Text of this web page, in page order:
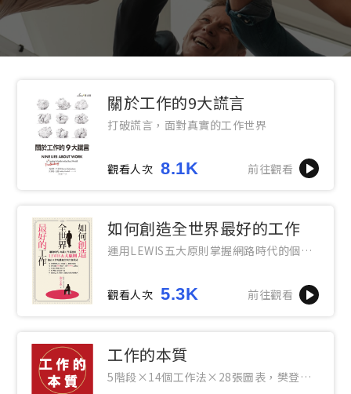
關於工作的9大謊言
打破謊言，面對真實的工作世界
觀看人次 8.1K 前往觀看
如何創造全世界最好的工作
運用LEWIS五大原則掌握網路時代的個人
觀看人次 5.3K 前往觀看
工作的本質
5階段×14個工作法×28張圖表，樊登幫